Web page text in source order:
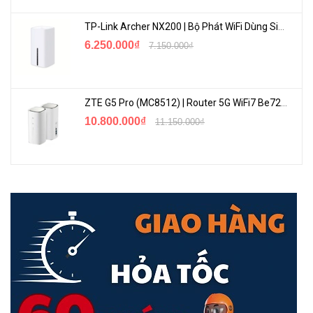
Phủ Sóng Rộng Rãi
Tenda TX12 Pro
6.250.000₫ 7.150.000₫
10.800.000₫ 11.150.000₫